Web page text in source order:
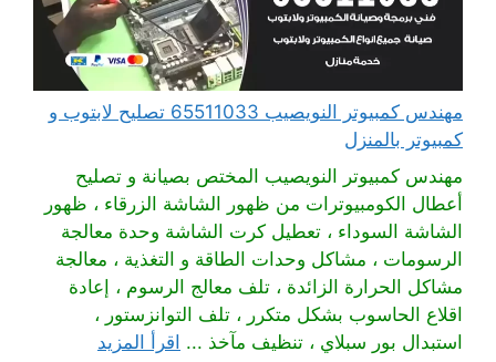
مهندس كمبيوتر النويصيب 65511033 تصليح لابتوب و
كمبيوتر بالمنزل
مهندس كمبيوتر النويصيب المختص بصيانة و تصليح
أعطال الكومبيوترات من ظهور الشاشة الزرقاء ، ظهور
الشاشة السوداء ، تعطيل كرت الشاشة وحدة معالجة
الرسومات ، مشاكل وحدات الطاقة و التغذية ، معالجة
مشاكل الحرارة الزائدة ، تلف معالج الرسوم ، إعادة
اقلاع الحاسوب بشكل متكرر ، تلف التوانزستور ،
استبدال بور سبلاي ، تنظيف مآخذ ... اقرأ المزيد